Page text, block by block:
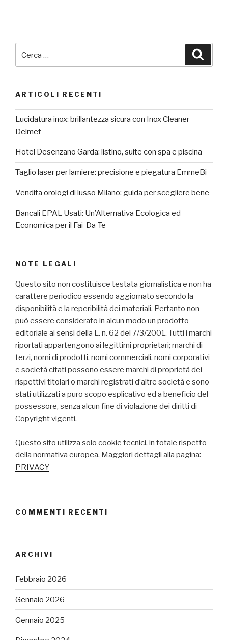
ARTICOLI RECENTI
Lucidatura inox: brillantezza sicura con Inox Cleaner
Delmet
Hotel Desenzano Garda: listino, suite con spa e piscina
Taglio laser per lamiere: precisione e piegatura EmmeBi
Vendita orologi di lusso Milano: guida per scegliere bene
Bancali EPAL Usati: Un’Alternativa Ecologica ed
Economica per il Fai-Da-Te
NOTE LEGALI
Questo sito non costituisce testata giornalistica e non ha
carattere periodico essendo aggiornato secondo la
disponibilità e la reperibilità dei materiali. Pertanto non
può essere considerato in alcun modo un prodotto
editoriale ai sensi della L. n. 62 del 7/3/2001. Tutti i marchi
riportati appartengono ai legittimi proprietari; marchi di
terzi, nomi di prodotti, nomi commerciali, nomi corporativi
e società citati possono essere marchi di proprietà dei
rispettivi titolari o marchi registrati d’altre società e sono
stati utilizzati a puro scopo esplicativo ed a beneficio del
possessore, senza alcun fine di violazione dei diritti di
Copyright vigenti.
Questo sito utilizza solo cookie tecnici, in totale rispetto
della normativa europea. Maggiori dettagli alla pagina:
PRIVACY
COMMENTI RECENTI
ARCHIVI
Febbraio 2026
Gennaio 2026
Gennaio 2025